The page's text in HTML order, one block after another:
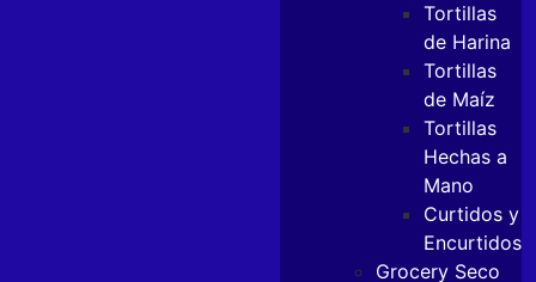
Tortillas
de Harina
Tortillas
de Maíz
Tortillas
Hechas a
Mano
Curtidos y
Encurtidos
Grocery Seco